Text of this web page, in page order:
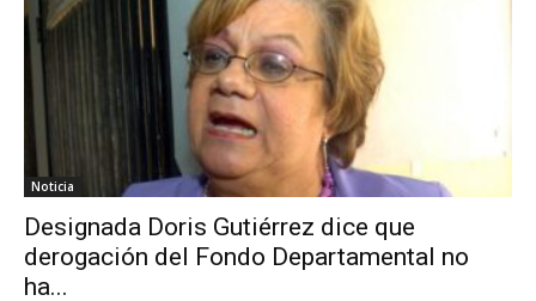
Noticia
Designada Doris Gutiérrez dice que
derogación del Fondo Departamental no
ha...